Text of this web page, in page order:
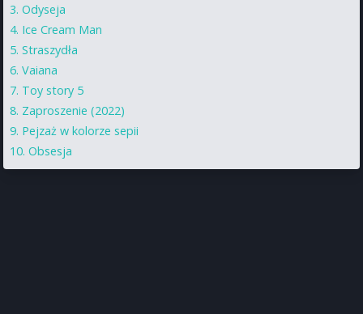
Odyseja
Ice Cream Man
Straszydła
Vaiana
Toy story 5
Zaproszenie (2022)
Pejzaż w kolorze sepii
Obsesja